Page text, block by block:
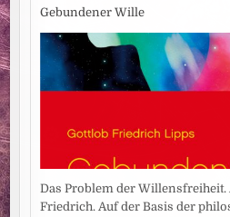
Gebundener Wille
Das Problem der Willensfreiheit.
Friedrich. Auf der Basis der